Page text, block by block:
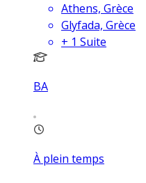
Athens, Grèce
Glyfada, Grèce
+ 1 Suite
BA
À plein temps